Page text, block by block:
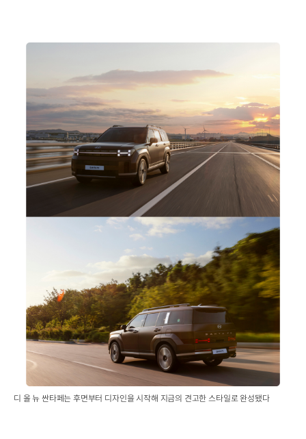
디 올 뉴 싼타페는 후면부터 디자인을 시작해 지금의 견고한 스타일로 완성됐다